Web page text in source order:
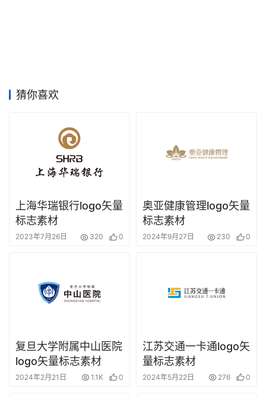
竞
猜你喜欢
上海华瑞银行logo矢量
标志素材
2023年7月26日 320 0
奥亚健康管理logo矢量
标志素材
2024年9月27日 230 0
复旦大学附属中山医院
logo矢量标志素材
2024年2月21日 1.1K 0
江苏交通一卡通logo矢
量标志素材
2024年5月22日 276 0